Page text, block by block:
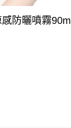
防曬噴霧90ml